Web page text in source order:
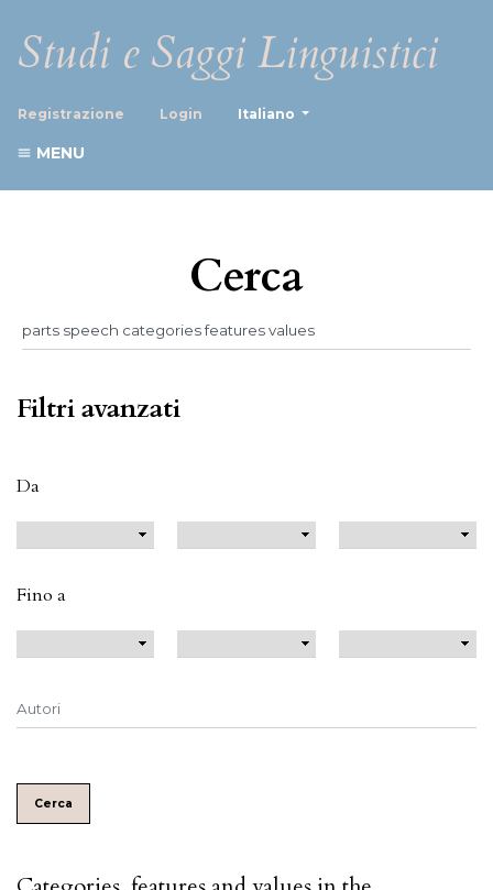
Studi e Saggi Linguistici
Registrazione Login Italiano
MENU
Cerca
Filtri avanzati
Da
Fino a
Cerca